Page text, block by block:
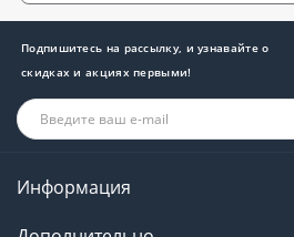
Подпишитесь на рассылку, и узнавайте о
скидках и акциях первыми!
Информация